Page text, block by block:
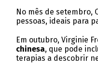
No mês de setembro,
pessoas, ideais para
Em outubro, Virginie
chinesa, que pode
terapias a descobrir